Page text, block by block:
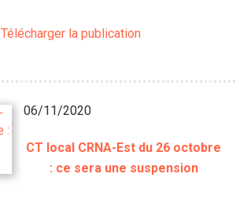
Télécharger la publication
06/11/2020
CT local CRNA-Est du 26 octobre
: ce sera une suspension